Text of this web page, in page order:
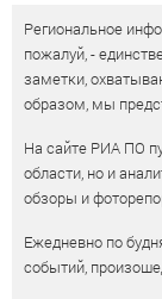
Региональное
пожалуй, -
заметки,
образом, мы
На сайте РИА ПО
области, но и
обзоры и
Ежедневно по
событий,